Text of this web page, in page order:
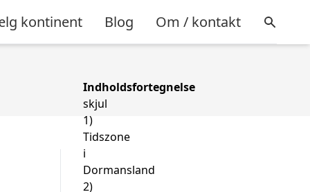
kontinent Blog Om / kontakt
Indholdsfortegnelse
skjul
1)
Tidszone
i
Dormansland
2)